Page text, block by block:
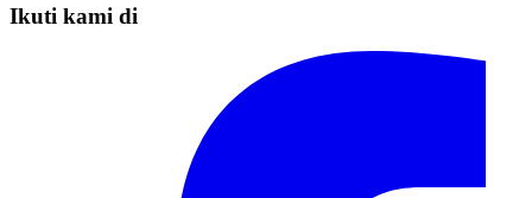
Ikuti kami di